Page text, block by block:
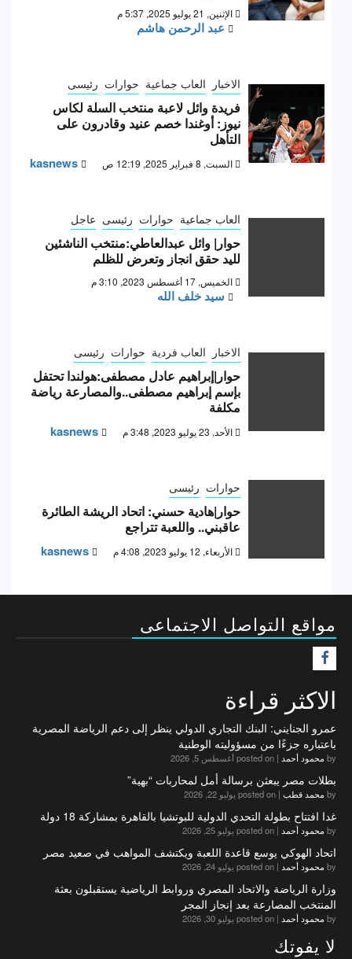
الإثنين, 21 يوليو 2025, 5:37 م
عبد الرحمن هاشم
الاخبار العاب جماعية حوارات رئيسى
فريدة وائل لاعبة منتخب السلة لكاس
نيوز: أوغندا خصم عنيد وقادرون على
التأهل
السبت, 8 فبراير 2025, 12:19 ص kasnews
العاب جماعية حوارات رئيسى عاجل
حوار| وائل عبدالعاطي:منتخب الناشئين
لليد حقق انجاز وتعرض للظلم
الخميس, 17 أغسطس 2023, 3:10 م
سيد خلف الله
الاخبار العاب فردية حوارات رئيسى
حوار|إبراهيم عادل مصطفى:هولندا تحتفل
بإسم إبراهيم مصطفى..والمصارعة رياضة
مكلفة
الأحد, 23 يوليو 2023, 3:48 م kasnews
حوارات رئيسى
حوار|هادية حسني: اتحاد الريشة الطائرة
عاقبني.. واللعبة تتراجع
الأربعاء, 12 يوليو 2023, 4:08 م kasnews
مواقع التواصل الاجتماعى
الاكثر قراءة
عمرو الجنايني: البنك التجاري الدولي ينظر إلى دعم الرياضة المصرية
باعتباره جزءًا من مسؤوليته الوطنية
by محمود أحمد | posted on أغسطس 5, 2026
بطلات مصر يبعثن برسالة أمل لمحاربات “بهية”
by محمد قطب | posted on يوليو 22, 2026
غدا افتتاح بطولة التحدي الدولية للبوتشيا بالقاهرة بمشاركة 18 دولة
by محمود أحمد | posted on يوليو 25, 2026
اتحاد الهوكي يوسع قاعدة اللعبة ويكتشف المواهب في صعيد مصر
by محمود أحمد | posted on يوليو 24, 2026
وزارة الرياضة والاتحاد المصري وروابط الرياضية يستقبلون بعثة
المنتخب المصارعة بعد إنجاز المجر
by محمود أحمد | posted on يوليو 30, 2026
لا يفوتك